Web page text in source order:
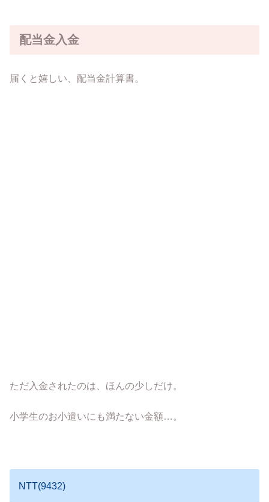
配当金入金
届くと嬉しい、配当金計算書。
ただ入金されたのは、ほんの少しだけ。
小学生のお小遣いにも満たない金額…。
NTT(9432)